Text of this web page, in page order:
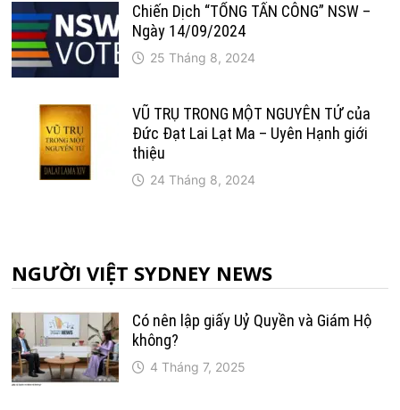
Chiến Dịch “TỔNG TẤN CÔNG” NSW –
Ngày 14/09/2024
25 Tháng 8, 2024
VŨ TRỤ TRONG MỘT NGUYÊN TỬ của
Đức Đạt Lai Lạt Ma – Uyên Hạnh giới
thiệu
24 Tháng 8, 2024
NGƯỜI VIỆT SYDNEY NEWS
Có nên lập giấy Uỷ Quyền và Giám Hộ
không?
4 Tháng 7, 2025